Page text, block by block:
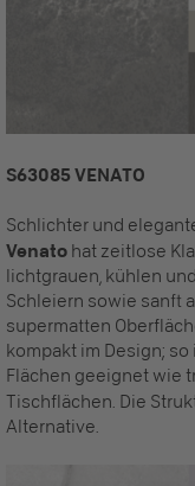
S63085 VENATO
Schlichter und
Venato hat zeitlose
lichtgrauen, kühlen
Schleiern sowie sanft
supermatten
kompakt im Design;
Flächen geeignet wie
Tischflächen. Die
Alternative.